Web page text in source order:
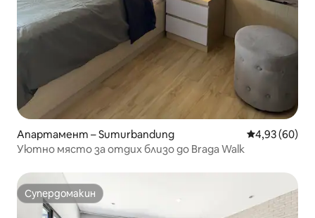
Апартамент – Sumurbandung Средна
4,93 (60)
Уютно място за отдих близо до Braga Walk
Супердомакин
Супердомакин